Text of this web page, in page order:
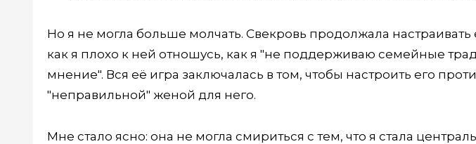
Но я не могла больше молчать. Свекровь продолжала настраивать
как я плохо к ней отношусь, как я "не поддерживаю семейные
мнение". Вся её игра заключалась в том, чтобы настроить его
"неправильной" женой для него.
Мне стало ясно: она не могла смириться с тем, что я стала